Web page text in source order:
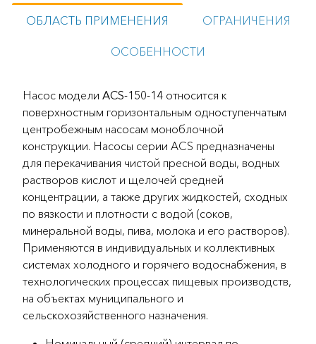
ОБЛАСТЬ ПРИМЕНЕНИЯ ОГРАНИЧЕНИЯ
ОСОБЕННОСТИ
Насос модели ACS-150-14 относится к
поверхностным горизонтальным одноступенчатым
центробежным насосам моноблочной
конструкции. Насосы серии ACS предназначены
для перекачивания чистой пресной воды, водных
растворов кислот и щелочей средней
концентрации, а также других жидкостей, сходных
по вязкости и плотности с водой (соков,
минеральной воды, пива, молока и его растворов).
Применяются в индивидуальных и коллективных
системах холодного и горячего водоснабжения, в
технологических процессах пищевых производств,
на объектах муниципального и
сельскохозяйственного назначения.